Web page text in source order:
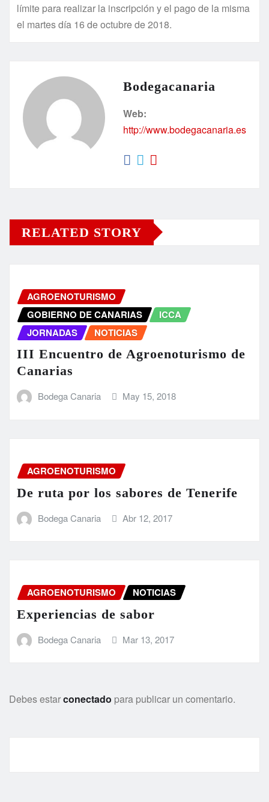
límite para realizar la inscripción y el pago de la misma
el martes día 16 de octubre de 2018.
Bodegacanaria
Web:
http://www.bodegacanaria.es
RELATED STORY
AGROENOTURISMO
GOBIERNO DE CANARIAS
ICCA
JORNADAS
NOTICIAS
III Encuentro de Agroenoturismo de
Canarias
Bodega Canaria May 15, 2018
AGROENOTURISMO
De ruta por los sabores de Tenerife
Bodega Canaria Abr 12, 2017
AGROENOTURISMO NOTICIAS
Experiencias de sabor
Bodega Canaria Mar 13, 2017
Debes estarconectado para publicar un comentario.